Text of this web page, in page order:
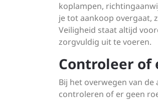
koplampen,
je tot aankoop overgaat,
Veiligheid staat altijd
zorgvuldig uit te voeren.
Controleer of
Bij het overwegen van
controleren of er geen